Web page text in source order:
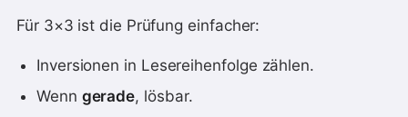
Für 3×3 ist die Prüfung einfacher:
Inversionen in Lesereihenfolge zählen.
Wenn gerade, lösbar.